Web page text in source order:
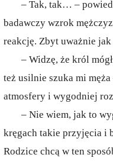
– Tak, tak… –
badawczy wzrok
reakcję. Zbyt uważnie
– Widzę, że król
też usilnie szuka mi
atmosfery i wygodniej
– Nie wiem, jak to
kręgach takie przyjęcia i
Rodzice chcą w ten